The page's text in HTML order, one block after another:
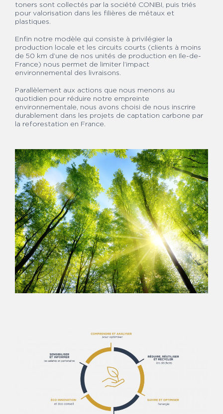
toners sont collectés par la société CONIBI, puis triés
pour valorisation dans les filières de métaux et
plastiques.
Enfin notre modèle qui consiste à privilégier la
production locale et les circuits courts (clients à moins
de 50 km d’une de nos unités de production en Ile-de-
France) nous permet de limiter l’impact
environnemental des livraisons.
Parallèlement aux actions que nous menons au
quotidien pour réduire notre empreinte
environnementale, nous avons choisi de nous inscrire
durablement dans les projets de captation carbone par
la reforestation en France.